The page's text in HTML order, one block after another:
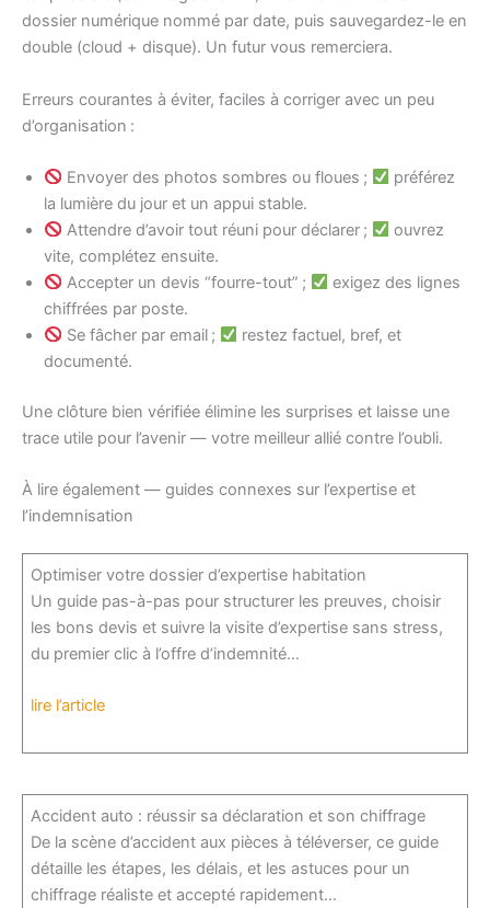
dossier numérique nommé par date, puis sauvegardez-le en
double (cloud + disque). Un futur vous remerciera.
Erreurs courantes à éviter, faciles à corriger avec un peu
d’organisation :
Envoyer des photos sombres ou floues ;
préférez
la lumière du jour et un appui stable.
Attendre d’avoir tout réuni pour déclarer ;
ouvrez
vite, complétez ensuite.
Accepter un devis “fourre-tout” ;
exigez des lignes
chiffrées par poste.
Se fâcher par email ;
restez factuel, bref, et
documenté.
Une clôture bien vérifiée élimine les surprises et laisse une
trace utile pour l’avenir — votre meilleur allié contre l’oubli.
À lire également — guides connexes sur l’expertise et
l’indemnisation
Optimiser votre dossier d’expertise habitation
Un guide pas-à-pas pour structurer les preuves, choisir
les bons devis et suivre la visite d’expertise sans stress,
du premier clic à l’offre d’indemnité…
lire l’article
Accident auto : réussir sa déclaration et son chiffrage
De la scène d’accident aux pièces à téléverser, ce guide
détaille les étapes, les délais, et les astuces pour un
chiffrage réaliste et accepté rapidement…